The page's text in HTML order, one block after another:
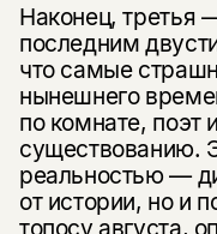
Наконец, третья
последним
что самые
нынешнего
по комнате, поэт
существова­нию.
реальностью —
от истории, но и
топосу августа,